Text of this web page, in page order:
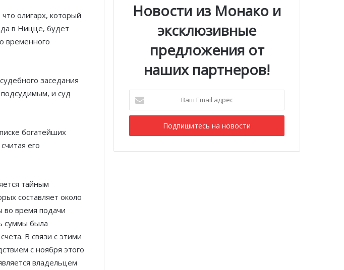
олигарх, который
в Ницце, будет
временного
заседания
и суд
богатейших
его
тайным
составляет около
во время подачи
суммы была
В связи с этими
с ноября этого
владельцем
Новости из Монако и
эксклюзивные
предложения от
наших партнеров!
Email
адрес